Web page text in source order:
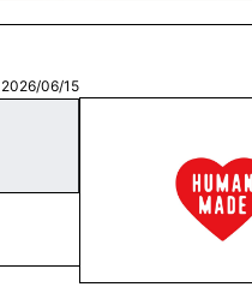
2026/06/15